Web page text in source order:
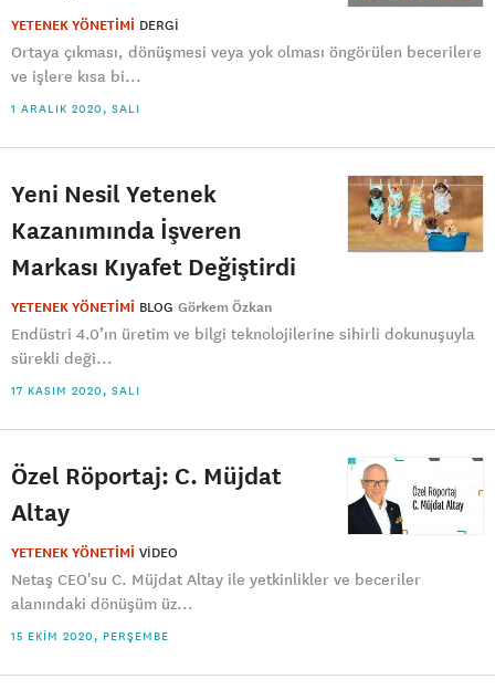
YETENEK YÖNETİMİ DERGI
Ortaya çıkması, dönüşmesi veya yok olması öngörülen becerilere
ve işlere kısa bi...
1 ARALIK 2020, SALI
Yeni Nesil Yetenek
Kazanımında İşveren
Markası Kıyafet Değiştirdi
YETENEK YÖNETİMİ BLOG Görkem Özkan
Endüstri 4.0’ın üretim ve bilgi teknolojilerine sihirli dokunuşuyla
sürekli deği...
17 KASIM 2020, SALI
Özel Röportaj: C. Müjdat
Altay
YETENEK YÖNETİMİ VIDEO
Netaş CEO'su C. Müjdat Altay ile yetkinlikler ve beceriler
alanındaki dönüşüm üz...
15 EKIM 2020, PERŞEMBE